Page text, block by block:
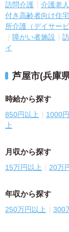
訪問介護 介護老
付き高齢者向け住宅
所介護（デイサービ
障がい者施設
イ
芦屋市(兵庫
時給から探す
850円以上 1000
上
月収から探す
15万円以上 20万
年収から探す
250万円以上 300